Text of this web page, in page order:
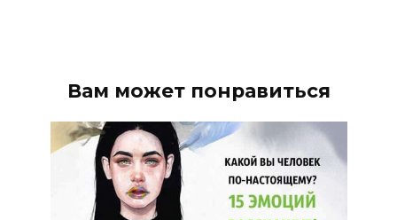
Вам может понравиться